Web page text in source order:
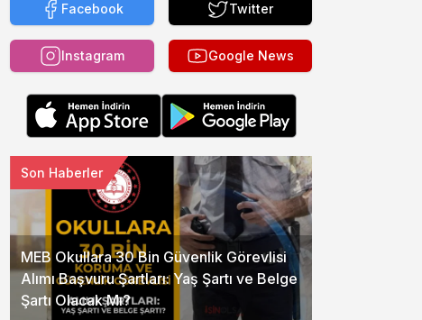
Facebook Twitter
Instagram Google News
MEB Okullara 30 Bin Güvenlik Görevlisi
Alımı Başvuru Şartları: Yaş Şartı ve Belge
Şartı Olacak Mı?
Son Haberler